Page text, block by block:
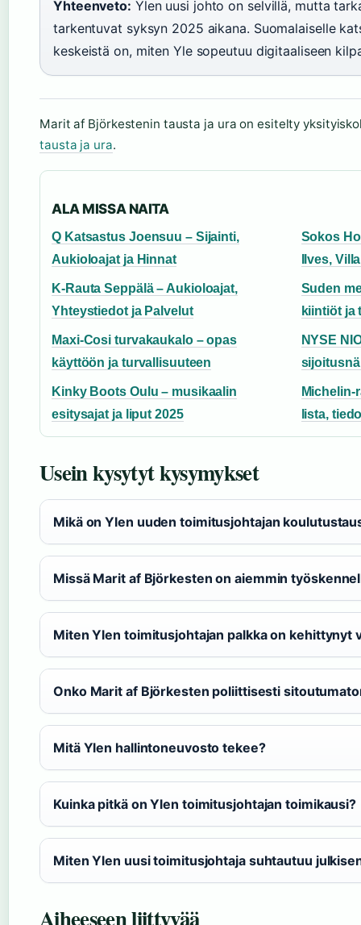
Yhteenveto: Ylen uusi johto on selvillä, mutta
tarkentuvat syksyn 2025 aikana. Suomalaiselle
keskeistä on, miten Yle sopeutuu digitaaliseen
Marit af Björkestenin tausta ja ura on esitelty
tausta ja ura.
ALA MISSA NAITA
Q Katsastus Joensuu – Sijainti,
Aukioloajat ja Hinnat
Sokos
Ilves,
K-Rauta Seppälä – Aukioloajat,
Yhteystiedot ja Palvelut
Suden
kiintiöt ja
Maxi-Cosi turvakaukalo – opas
käyttöön ja turvallisuuteen
NYSE
Kinky Boots Oulu – musikaalin
esitysajat ja liput 2025
Michelin-
lista,
Usein kysytyt kysymykset
Mikä on Ylen uuden toimitusjohtajan
Missä Marit af Björkesten on aiemmin
Miten Ylen toimitusjohtajan palkka on kehittynyt
Onko Marit af Björkesten poliittisesti
Mitä Ylen hallintoneuvosto tekee?
Kuinka pitkä on Ylen toimitusjohtajan toimikausi?
Miten Ylen uusi toimitusjohtaja suhtautuu
Aiheeseen liittyvää